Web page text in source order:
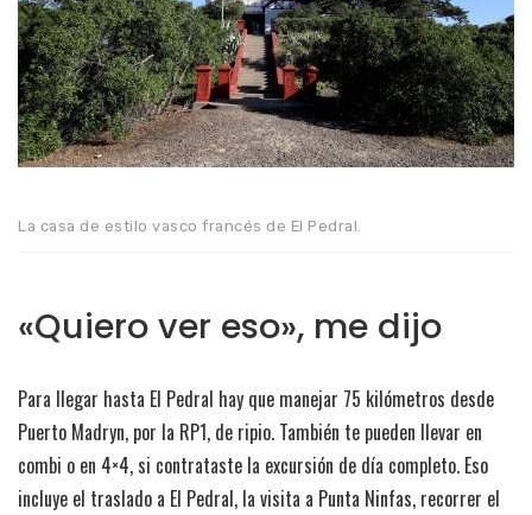
La casa de estilo vasco francés de El Pedral.
«Quiero ver eso», me dijo
Para llegar hasta El Pedral hay que manejar 75 kilómetros desde
Puerto Madryn, por la RP1, de ripio. También te pueden llevar en
combi o en 4×4, si contrataste la excursión de día completo. Eso
incluye el traslado a El Pedral, la visita a Punta Ninfas, recorrer el